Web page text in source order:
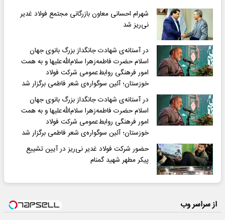
شهرام احسانی معاون بازرگانی مجتمع فولاد غدیر
نی‌ریز شد
در آستانه‌ی شهادت جانگداز بزرگ بانوی جهان
اسلام حضرت فاطمه‌زهرا سلام‌الله‌علیها و به همت
امور فرهنگی روابط‌عمومی شرکت فولاد
خوزستان؛ آئین سوگواره‌ی شعر فاطمی برگزار شد
در آستانه‌ی شهادت جانگداز بزرگ بانوی جهان
اسلام حضرت فاطمه‌زهرا سلام‌الله‌علیها و به همت
امور فرهنگی روابط‌عمومی شرکت فولاد
خوزستان؛ آئین سوگواره‌ی شعر فاطمی برگزار شد
حضور شرکت فولاد غدیر نی‌ریز در آیین تشییع
پیکر مطهر شهید گمنام
از سراسر وب